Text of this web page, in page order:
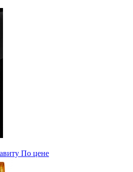
По цене